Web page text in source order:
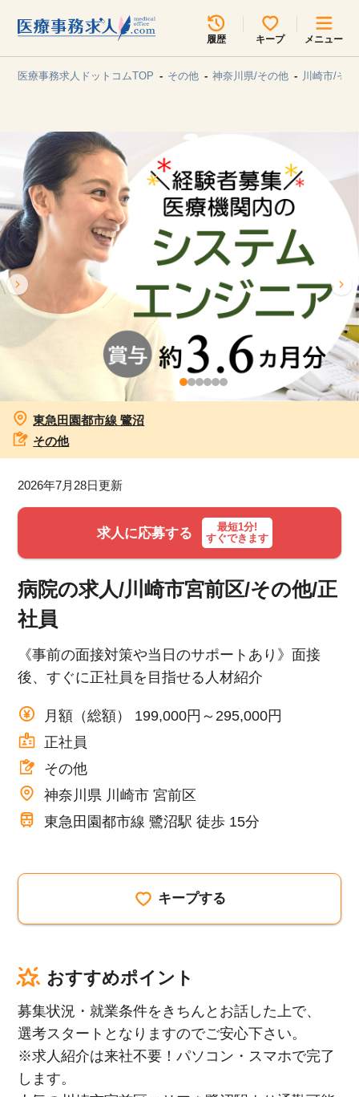
履歴 キープ メニュー
無料転職サポート お問い合わせ
見学会・イベント情報
医療事務まるわかりコラム
よくあるご質問
医療事務求人ドットコムとは
就職サポート
人材をお探しの医療機関・企業様
運営会社
医療事務求人ドットコムTOP その他 神奈川県/その他 川崎市/そ
東急田園都市線 鷺沼
その他
2026年7月28日更新
求人に応募する
最短1分!
すぐできます
病院の求人/川崎市宮前区/その他/正
社員
《事前の面接対策や当日のサポートあり》面接
後、すぐに正社員を目指せる人材紹介
月額（総額） 199,000円～295,000円
正社員
その他
神奈川県 川崎市 宮前区
東急田園都市線 鷺沼駅 徒歩 15分
キープする
おすすめポイント
募集状況・就業条件をきちんとお話した上で、
選考スタートとなりますのでご安心下さい。
※求人紹介は来社不要！パソコン・スマホで完了
します。
所在地のエリアを選択してください
各支店担当よりご連絡させていただきます。
関東
東海 北海道・東北
甲信越・北陸 中国・四国
九州・沖縄